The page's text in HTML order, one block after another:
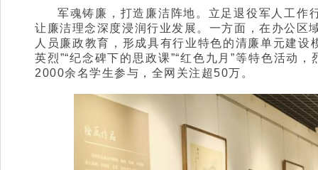
军魂铸廉，打造廉洁阵地。立足退役军人工作
让廉洁理念深度浸润行业发展。一方面，在办公区
人员廉政教育，形成具有行业特色的清廉单元建
英烈”“纪念碑下的思政课”“红色九月”等特色活动
2000余名学生参与，全网关注超50万。